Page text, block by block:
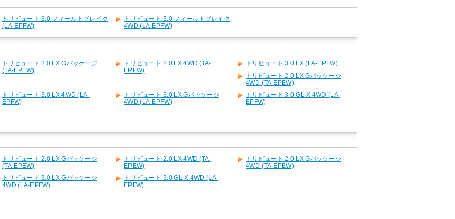
トリビュート 3.0 フィールドブレイク
(LA-EPFW)
トリビュート 3.0 フィールドブレイク
4WD (LA-EPFW)
トリビュート 2.0 LX Gパッケージ
(TA-EPEW)
トリビュート 2.0 LX 4WD (TA-
EPEW)
トリビュート 3.0 LX (LA-EPFW)
トリビュート 2.0 LX Gパッケージ
4WD (TA-EPEW)
トリビュート 3.0 LX 4WD (LA-
EPFW)
トリビュート 3.0 LX Gパッケージ
4WD (LA-EPFW)
トリビュート 3.0 GL-X 4WD (LA-
EPFW)
トリビュート 2.0 LX Gパッケージ
(TA-EPEW)
トリビュート 2.0 LX 4WD (TA-
EPEW)
トリビュート 2.0 LX Gパッケージ
4WD (TA-EPEW)
トリビュート 3.0 LX Gパッケージ
4WD (LA-EPFW)
トリビュート 3.0 GL-X 4WD (LA-
EPFW)